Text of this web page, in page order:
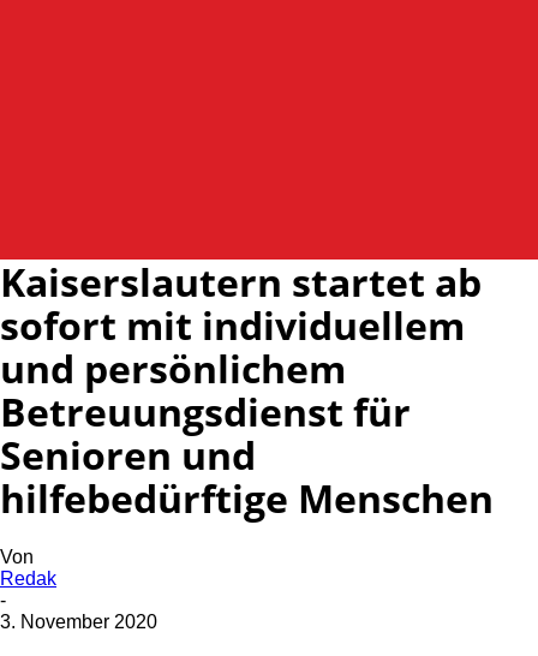
Kaiserslautern startet ab
sofort mit individuellem
und persönlichem
Betreuungsdienst für
Senioren und
hilfebedürftige Menschen
Von
Redak
-
3. November 2020